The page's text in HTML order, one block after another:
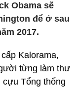
Obama sẽ
để ở sau
2017.
Kalorama,
từng làm thư
Tổng thống